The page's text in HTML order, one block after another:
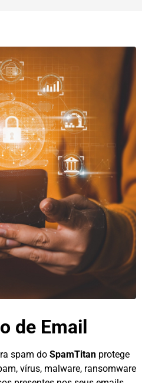
de Email
spam do SpamTitanprotege
vírus, malware, ransomware